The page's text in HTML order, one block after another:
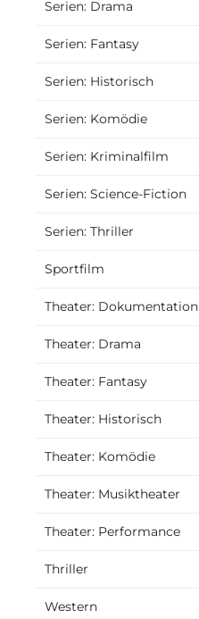
Serien: Drama
Serien: Fantasy
Serien: Historisch
Serien: Komödie
Serien: Kriminalfilm
Serien: Science-Fiction
Serien: Thriller
Sportfilm
Theater: Dokumentation
Theater: Drama
Theater: Fantasy
Theater: Historisch
Theater: Komödie
Theater: Musiktheater
Theater: Performance
Thriller
Western